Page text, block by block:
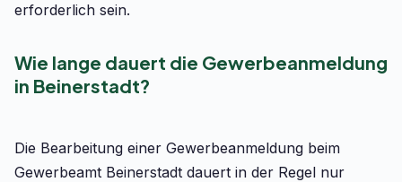
erforderlich sein.
Wie lange dauert die Gewerbeanmeldung
in Beinerstadt?
Die Bearbeitung einer Gewerbeanmeldung beim
Gewerbeamt Beinerstadt dauert in der Regel nur